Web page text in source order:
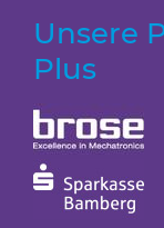
Unsere
Plus